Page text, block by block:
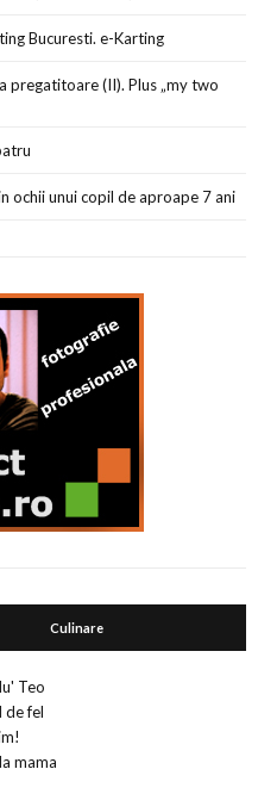
Bucuresti. e-Karting
pregatitoare (II). Plus „my two
ochii unui copil de aproape 7 ani
Culinare
Teo
de fel
mama